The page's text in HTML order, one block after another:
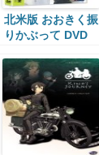
北米版 おおきく振
りかぶって DVD